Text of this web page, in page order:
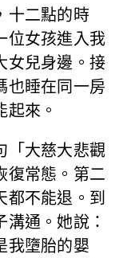
十二點的時
位女孩進入我
女兒身邊。接
也睡在同一房
來。
「大慈大悲觀
復常態。第二
都不能退。到
通。她說：
我墮胎的嬰